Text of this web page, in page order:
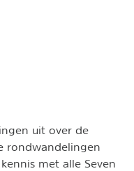
uit over de
rondwandelingen
met alle Seven